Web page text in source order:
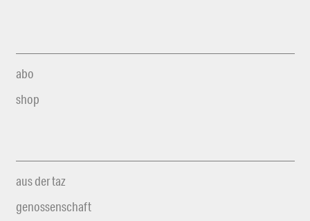
abo
shop
aus der taz
genossenschaft